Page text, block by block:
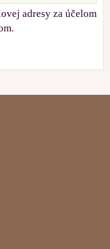
adresy za účelom